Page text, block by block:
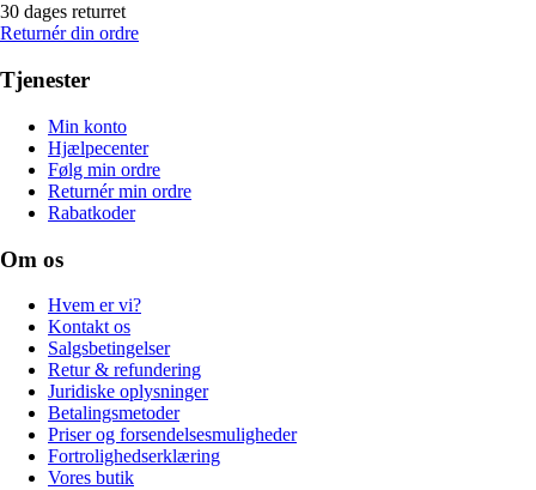
30 dages returret
Returnér din ordre
Tjenester
Min konto
Hjælpecenter
Følg min ordre
Returnér min ordre
Rabatkoder
Om os
Hvem er vi?
Kontakt os
Salgsbetingelser
Retur & refundering
Juridiske oplysninger
Betalingsmetoder
Priser og forsendelsesmuligheder
Fortrolighedserklæring
Vores butik